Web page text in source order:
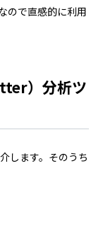
ので直感的に利用
）分析ツ
します。そのうち